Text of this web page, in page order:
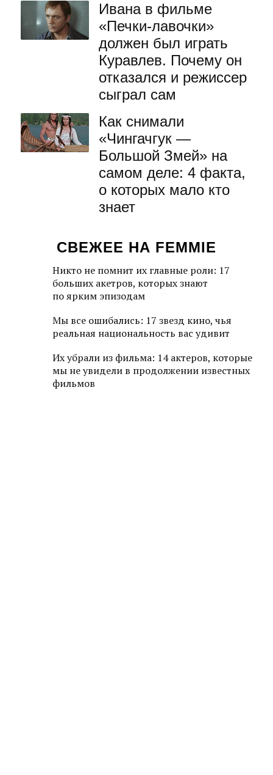
Ивана в фильме
«Печки-лавочки»
должен был играть
Куравлев. Почему он
отказался и режиссер
сыграл сам
Как снимали
«Чингачгук —
Большой Змей» на
самом деле: 4 факта,
о которых мало кто
знает
СВЕЖЕЕ НА FEMMIE
Никто не помнит их главные роли: 17
больших акетров, которых знают
по ярким эпизодам
Мы все ошибались: 17 звезд кино, чья
реальная национальность вас удивит
Их убрали из фильма: 14 актеров, которые
мы не увидели в продолжении известных
фильмов